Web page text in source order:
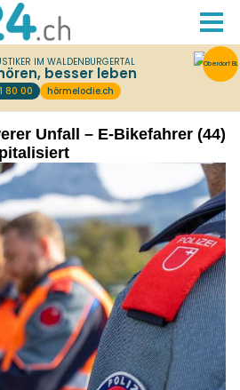
Unfall – E-Bikefahrer (44)